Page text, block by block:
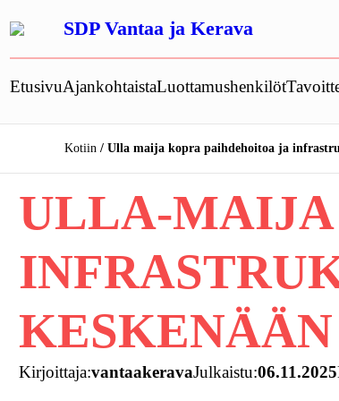
sisältöön
SDP Vantaa ja Kerava
EtusivuAjankohtaistaLuottamushenkilöt
Kotiin Ulla maija kopra paihdehoitoa ja
ULLA-MAIJA
KESKENÄÄN
Kirjoittaja:vantaakeravaJulkaistu:06.11.2025